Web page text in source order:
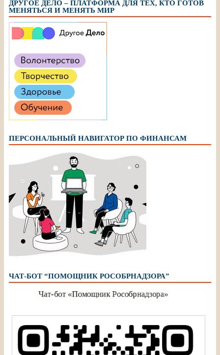
ДРУГОЕ ДЕЛО – ПЛАТФОРМА ДЛЯ ТЕХ, КТО ГОТОВ
МЕНЯТЬСЯ И МЕНЯТЬ МИР
ПЕРСОНАЛЬНЫЙ НАВИГАТОР ПО ФИНАНСАМ
ЧАТ-БОТ “ПОМОЩНИК РОСОБРНАДЗОРА”